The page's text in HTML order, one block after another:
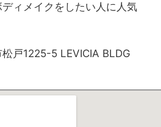
ィメイクをしたい人に人気
戸1225-5 LEVICIA BLDG